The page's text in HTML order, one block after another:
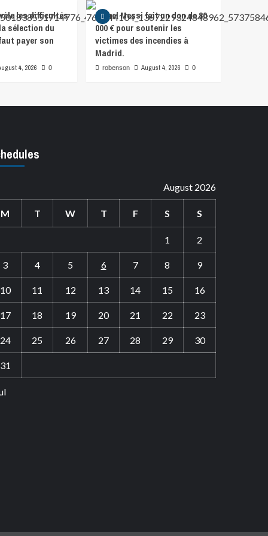
les difficultés
sélection du
payer son
4, 2026 0
Lionel Messi fait un don de 80
000 € pour soutenir les
victimes des incendies à
Madrid.
robenson August 4, 2026 0
August 2026
M T W T F S S
1 2
3 4 5 6 7 8 9
10 11 12 13 14 15 16
17 18 19 20 21 22 23
24 25 26 27 28 29 30
31